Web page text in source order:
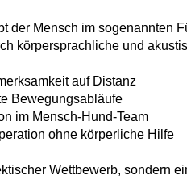
der Mensch im sogenannten
körpersprachliche und
auf Distanz
Bewegungsabläufe
im Mensch-Hund-Team
ohne körperliche Hilfe
Wettbewerb, sondern